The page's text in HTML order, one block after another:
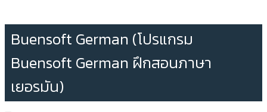
Buensoft German (โปรแกรม
Buensoft German ฝึกสอนภาษา
เยอรมัน)